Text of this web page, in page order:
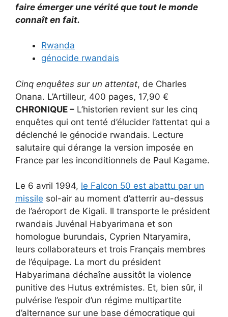
faire émerger une vérité que tout le monde
connaît en fait.
Rwanda
génocide rwandais
Cinq enquêtes sur un attentat, de Charles
Onana. L’Artilleur, 400 pages, 17,90 €
CHRONIQUE – L’historien revient sur les cinq
enquêtes qui ont tenté d’élucider l’attentat qui a
déclenché le génocide rwandais. Lecture
salutaire qui dérange la version imposée en
France par les inconditionnels de Paul Kagame.
Le 6 avril 1994, le Falcon 50 est abattu par un
missile sol-air au moment d’atterrir au-dessus
de l’aéroport de Kigali. Il transporte le président
rwandais Juvénal Habyarimana et son
homologue burundais, Cyprien Ntaryamira,
leurs collaborateurs et trois Français membres
de l’équipage. La mort du président
Habyarimana déchaîne aussitôt la violence
punitive des Hutus extrémistes. Et, bien sûr, il
pulvérise l’espoir d’un régime multipartite
d’alternance sur une base démocratique qui